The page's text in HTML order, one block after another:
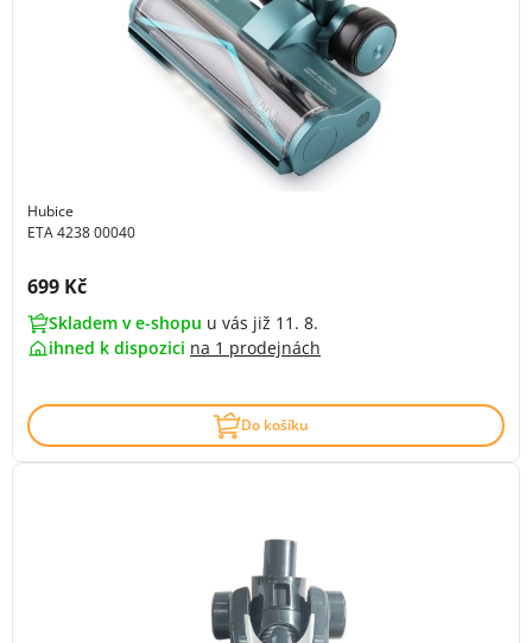
Hubice
ETA 4238 00040
Cena s DPH:
699 Kč
Skladem v e-shopu u vás již 11. 8.
ihned k dispozici na 1 prodejnách
Do košíku